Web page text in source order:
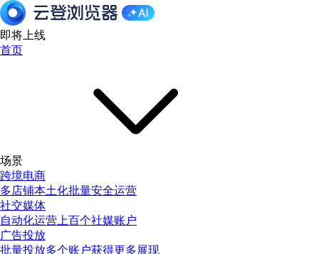
即将上线
首页
场景
跨境电商
多店铺本土化批量安全运营
社交媒体
自动化运营上百个社媒账户
广告投放
批量投放多个账户获得更多展现